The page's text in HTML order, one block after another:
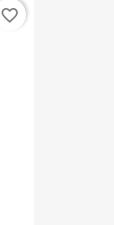
favorite_border